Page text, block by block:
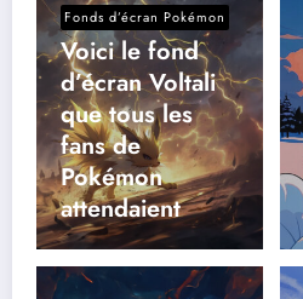
Fonds d’écran Pokémon
Voici le fond
d’écran Voltali
que tous les
fans de
Pokémon
attendaient